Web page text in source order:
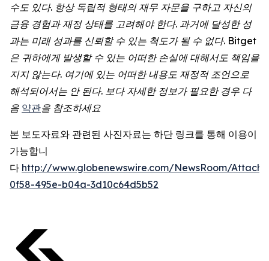
수도 있다. 항상 독립적 형태의 재무 자문을 구하고 자신의
금융 경험과 재정 상태를 고려해야 한다. 과거에 달성한 성
과는 미래 성과를 신뢰할 수 있는 척도가 될 수 없다. Bitget
은 귀하에게 발생할 수 있는 어떠한 손실에 대해서도 책임을
지지 않는다. 여기에 있는 어떠한 내용도 재정적 조언으로
해석되어서는 안 된다. 보다 자세한 정보가 필요한 경우 다
음 약관을 참조하세요
본 보도자료와 관련된 사진자료는 하단 링크를 통해 이용이
가능합니
다 http://www.globenewswire.com/NewsRoom/
0f58-495e-b04a-3d10c64d5b52